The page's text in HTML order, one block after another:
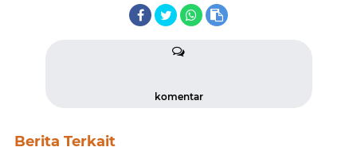
komentar
Berita Terkait